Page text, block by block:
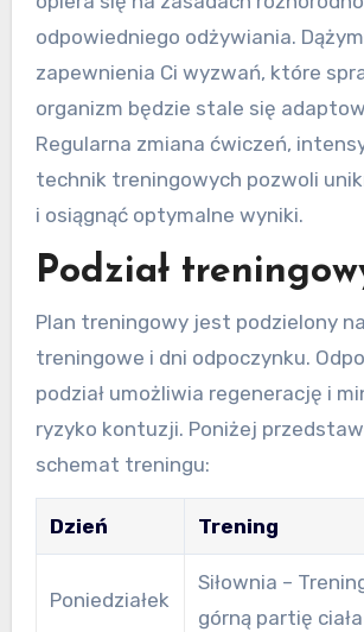
odpowiedniego odżywiania.
zapewnienia Ci wyzwań, które
organizm będzie stale się
Regularna zmiana ćwiczeń,
technik treningowych pozwoli
i osiągnąć optymalne wyniki.
Podział
Plan treningowy jest podzielony
treningowe i dni odpoczynku.
podział umożliwia regenerację i
ryzyko kontuzji. Poniżej
schemat treningu:
Dzień Trening
Poniedziałek
Siłownia –
górną partię ciała